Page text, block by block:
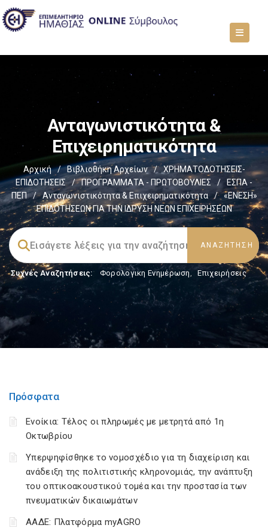
Ανταγωνιστικότητα &
Επιχειρηματικότητα
Αρχική / Βιβλιοθήκη Αρχείων /
ΧΡΗΜΑΤΟΔΟΤΗΣΕΙΣ-
ΕΠΙΔΟΤΗΣΕΙΣ
/ ΠΡΟΓΡΑΜΜΑΤΑ - ΠΡΩΤΟΒΟΥΛΙΕΣ /
ΕΣΠΑ -
ΠΕΠ
/ Ανταγωνιστικότητα & Επιχειρηματικότητα /
«ΕΝΕΣΗ»
ΕΠΙΔΟΤΗΣΕΩΝ ΓΙΑ ΤΗΝ ΙΔΡΥΣΗ ΝΕΩΝ ΕΠΙΧΕΙΡΗΣΕΩΝ
Συχνές Αναζητήσεις: Φορολογικη Ενημέρωση, Επιχειρήσεις
Πρόσφατα
Ενοίκια: Τέλος οι πληρωμές με μετρητά από 1η
Οκτωβρίου
Υπερψηφίσθηκε το νομοσχέδιο για τη διαχείριση και
ανάδειξη της πολιτιστικής κληρονομιάς, την ανάπτυξη
του οπτικοακουστικού τομέα και την προστασία των
πνευματικών δικαιωμάτων
ΑΑΔΕ: Πλατφόρμα myAGRO